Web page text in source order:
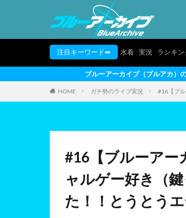
注目キーワード➡ 水着 実況 ランキン
ブルーアーカイブ（ブルアカ）の最新情報を動画形式
HOME ガチ勢のライブ実況 #16【ブ
#16【ブルーアー
ャルゲー好き（
た！！とうとうエ